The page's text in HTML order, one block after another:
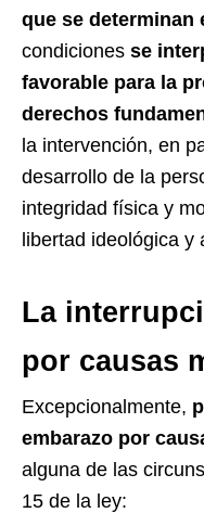
que se determinan
condiciones se
favorable para la
derechos
la intervención, en
desarrollo de la
integridad física y
libertad ideológica y
La
por causas
Excepcionalmente,
embarazo por
alguna de las
15 de la ley: